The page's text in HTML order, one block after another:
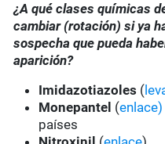
¿A qué clases químicas
cambiar (rotación) si ya
sospecha que pueda
aparición?
Imidazotiazoles (
Monepantel (enlace)
países